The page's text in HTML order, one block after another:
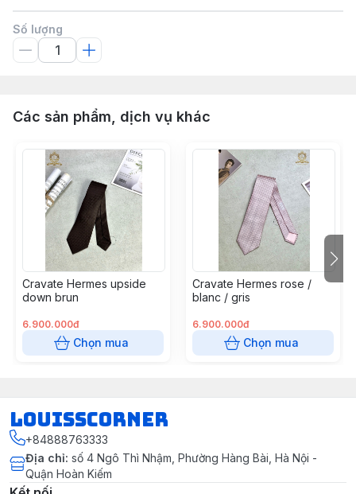
Số lượng
Các sản phẩm, dịch vụ khác
Cravate Hermes upside
down brun
6.900.000đ
Chọn mua
Cravate Hermes rose /
blanc / gris
6.900.000đ
Chọn mua
louisscorner
+84888763333
Địa chỉ: số 4 Ngô Thì Nhậm, Phường Hàng Bài, Hà Nội -
Quận Hoàn Kiếm